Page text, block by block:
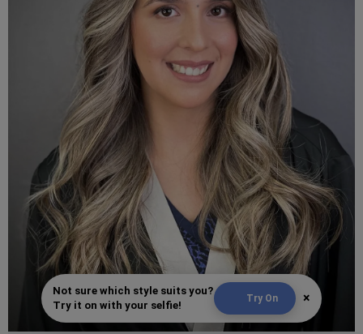
Not sure which style suits you?
Try it on with your selfie!
Try On ×